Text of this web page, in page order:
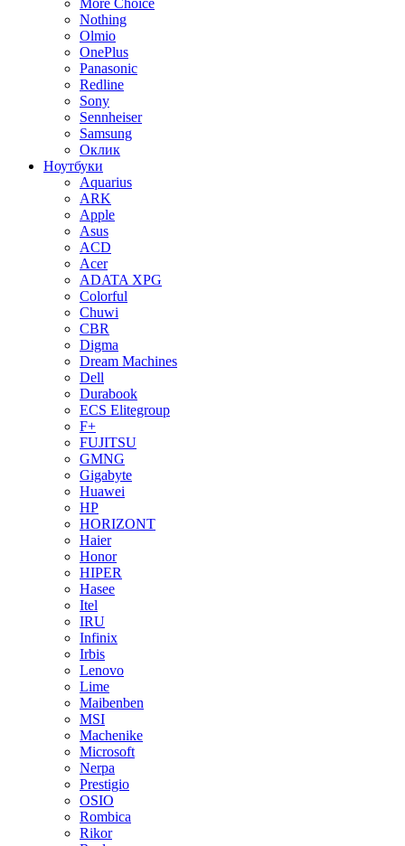
More Choice
Nothing
Olmio
OnePlus
Panasonic
Redline
Sony
Sennheiser
Samsung
Оклик
Ноутбуки
Aquarius
ARK
Apple
Asus
ACD
Acer
ADATA XPG
Colorful
Chuwi
CBR
Digma
Dream Machines
Dell
Durabook
ECS Elitegroup
F+
FUJITSU
GMNG
Gigabyte
Huawei
HP
HORIZONT
Haier
Honor
HIPER
Hasee
Itel
IRU
Infinix
Irbis
Lenovo
Lime
Maibenben
MSI
Machenike
Microsoft
Nerpa
Prestigio
OSIO
Rombica
Rikor